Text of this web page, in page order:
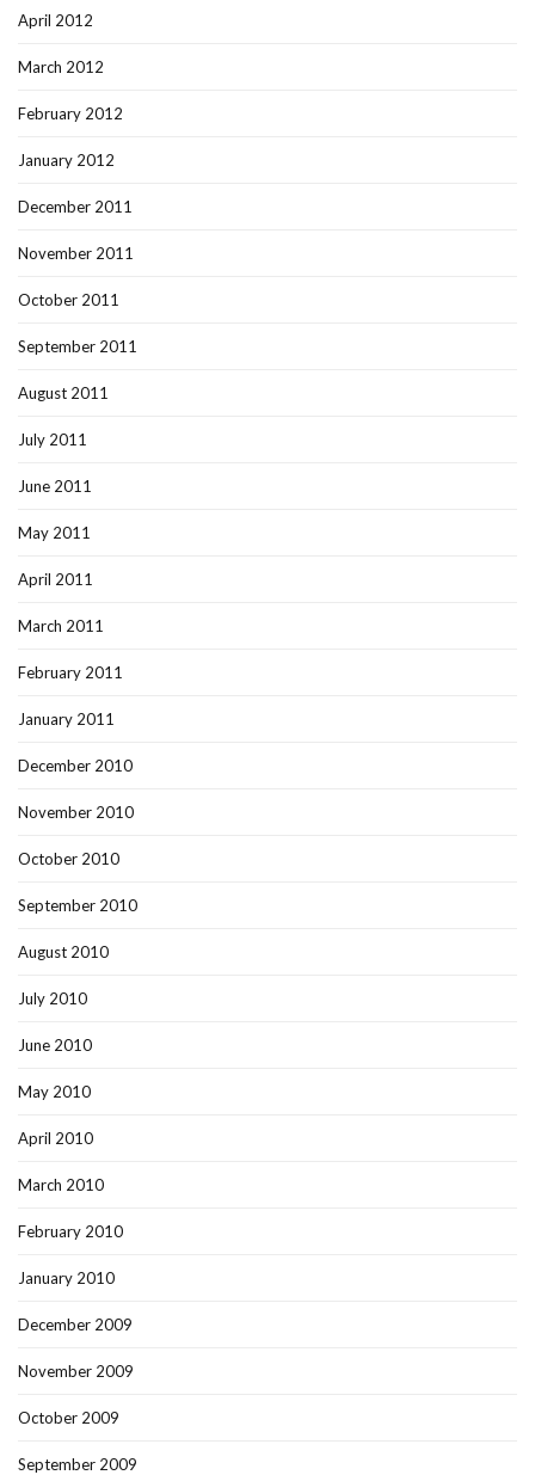
April 2012
March 2012
February 2012
January 2012
December 2011
November 2011
October 2011
September 2011
August 2011
July 2011
June 2011
May 2011
April 2011
March 2011
February 2011
January 2011
December 2010
November 2010
October 2010
September 2010
August 2010
July 2010
June 2010
May 2010
April 2010
March 2010
February 2010
January 2010
December 2009
November 2009
October 2009
September 2009